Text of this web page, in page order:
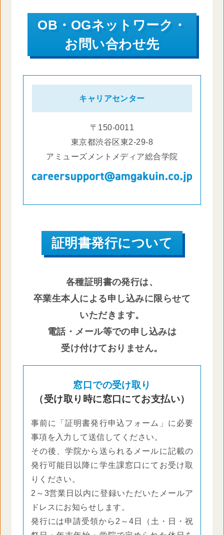
OB・OGネットワーク・
お問い合わせ先
キャリアセンター
〒150-0011
東京都渋谷区東2-29-8
アミューズメントメディア総合学院
証明書発行について
各種証明書の発行は、
卒業生本人による申し込みに限らせて
いただきます。
電話・メール等での申し込みは
受け付けておりません。
窓口での受け取り
（受け取り時に窓口にてお支払い）
事前に「証明書発行申込フォーム」に必要
事項を入力して送信してください。
その後、学院から送られるメールに記載の
発行可能日以降に学生課窓口にてお受け取
りください。
2～3営業日以内に登録いただいたメールア
ドレスにお知らせします。
発行には申請受領から2～4日（土・日・祝